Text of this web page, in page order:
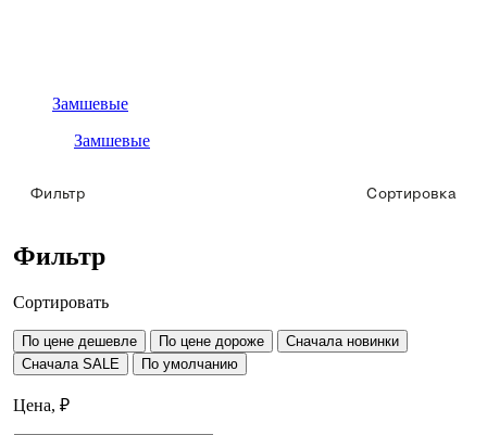
Замшевые
Замшевые
Фильтр Сортировка
Фильтр
Сортировать
По цене дешевле По цене дороже
Сначала новинки
Сначала SALE
По умолчанию
Цена, ₽